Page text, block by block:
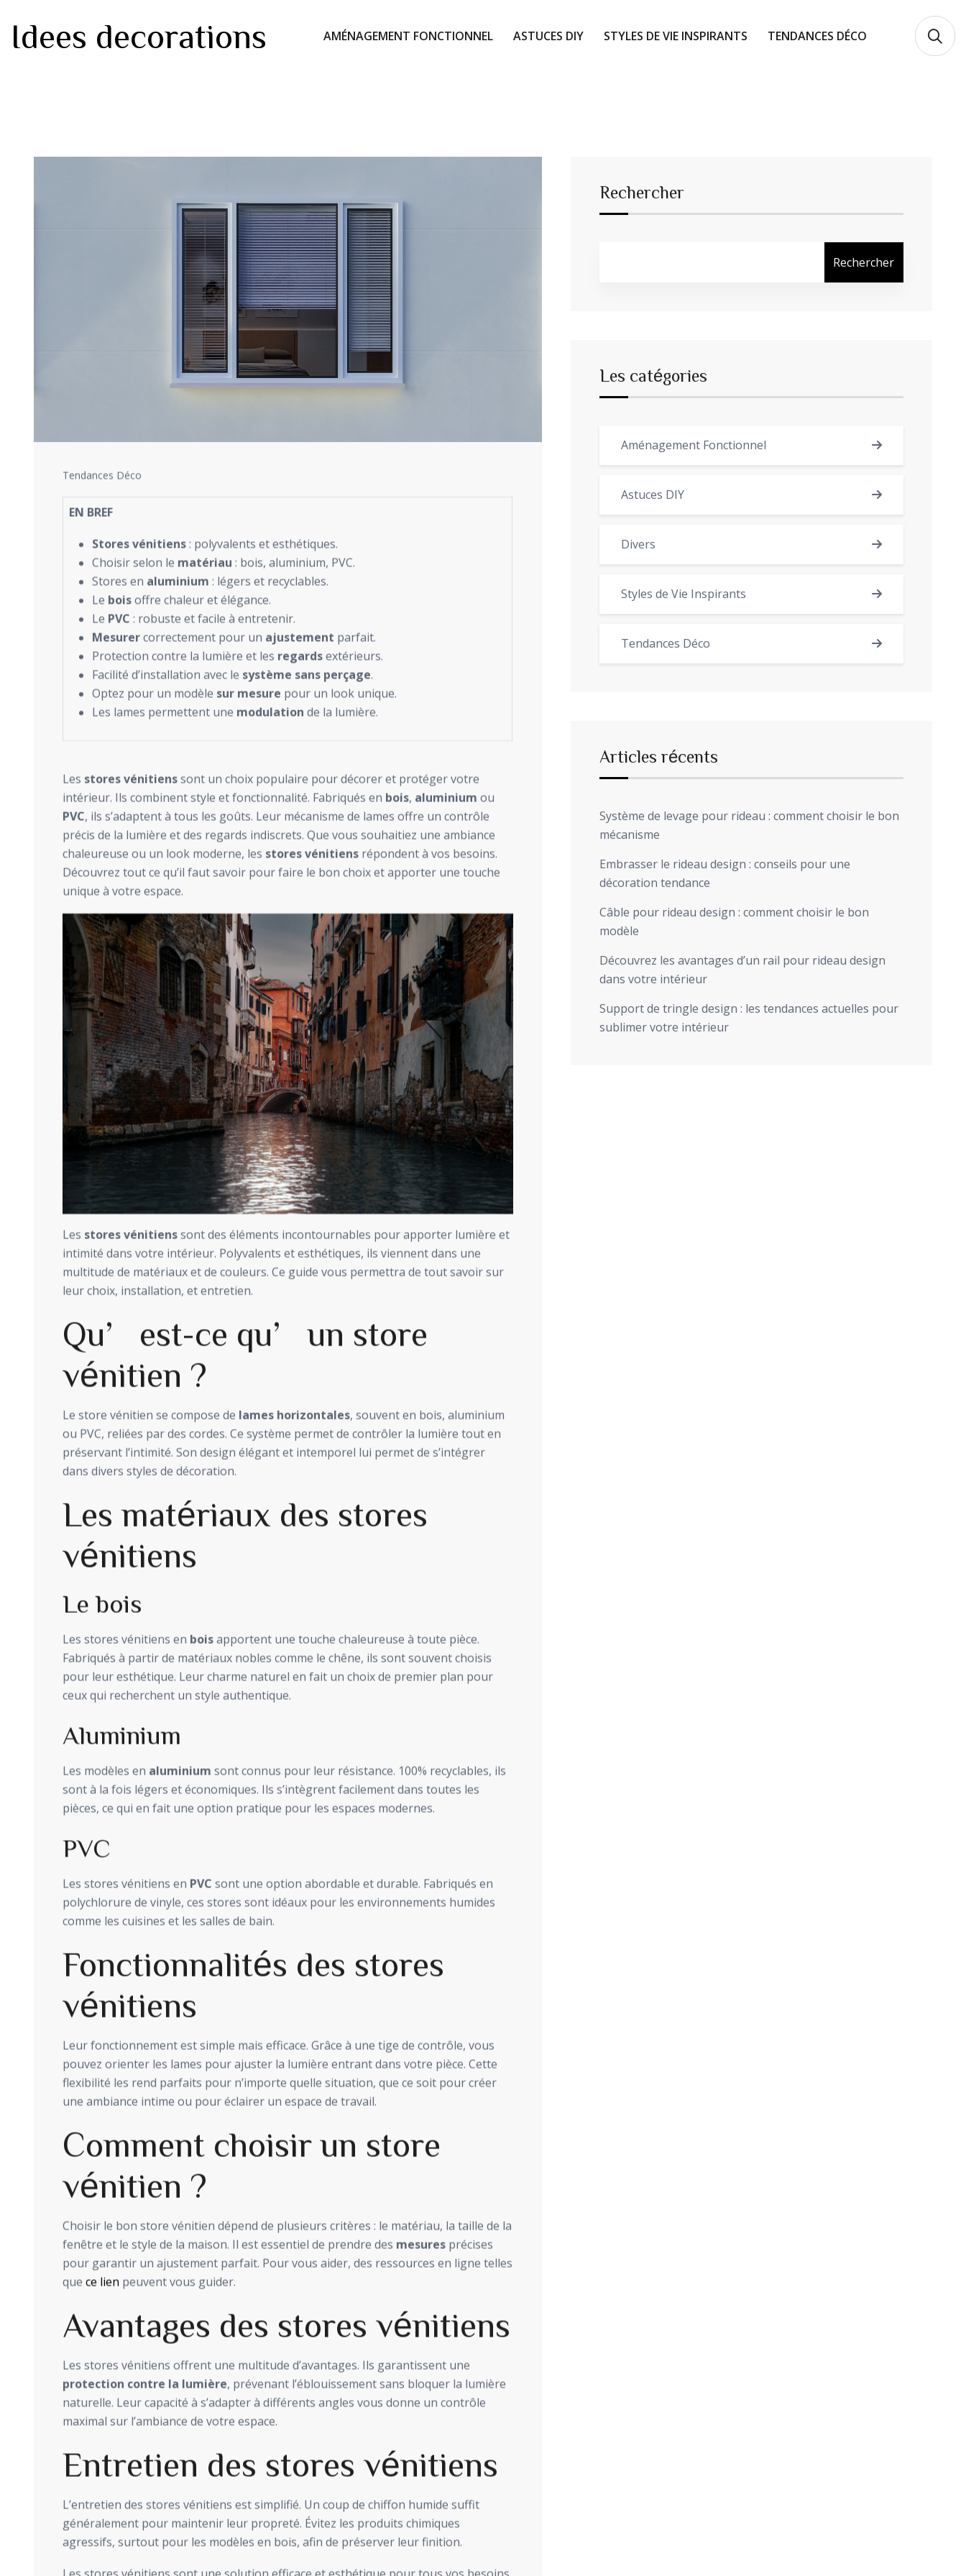
Idees decorations AMÉNAGEMENT FONCTIONNEL ASTUCES DIY STYLES DE VIE INSPIRANTS TENDANCES DÉCO
Tendances Déco
EN BREF
Stores vénitiens: polyvalents et esthétiques.
Choisir selon le matériau : bois, aluminium, PVC.
Stores en aluminium : légers et recyclables.
Le boisoffre chaleur et élégance.
Le PVC : robuste et facile à entretenir.
Mesurercorrectement pour un ajustement parfait.
Protection contre la lumière et les regardsextérieurs.
Facilité d’installation avec le système sans perçage.
Optez pour un modèle sur mesure pour un look unique.
Les lames permettent une modulation de la lumière.
Les stores vénitienssont un choix populaire pour décorer et protéger votre
intérieur. Ils combinent style et fonctionnalité. Fabriqués en bois, aluminium ou
PVC, ils s’adaptent à tous les goûts. Leur mécanisme de lames offre un contrôle
précis de la lumière et des regards indiscrets. Que vous souhaitiez une ambiance
chaleureuse ou un look moderne, les stores vénitiens répondent à vos besoins.
Découvrez tout ce qu’il faut savoir pour faire le bon choix et apporter une touche
unique à votre espace.
Les stores vénitienssont des éléments incontournables pour apporter lumière et
intimité dans votre intérieur. Polyvalents et esthétiques, ils viennent dans une
multitude de matériaux et de couleurs. Ce guide vous permettra de tout savoir sur
leur choix, installation, et entretien.
Qu’est-ce qu’un store
vénitien ?
Le store vénitien se compose de lames horizontales, souvent en bois, aluminium
ou PVC, reliées par des cordes. Ce système permet de contrôler la lumière tout en
préservant l’intimité. Son design élégant et intemporel lui permet de s’intégrer
dans divers styles de décoration.
Les matériaux des stores
vénitiens
Le bois
Les stores vénitiens en boisapportent une touche chaleureuse à toute pièce.
Fabriqués à partir de matériaux nobles comme le chêne, ils sont souvent choisis
pour leur esthétique. Leur charme naturel en fait un choix de premier plan pour
ceux qui recherchent un style authentique.
Aluminium
Les modèles en aluminium sont connus pour leur résistance. 100% recyclables, ils
sont à la fois légers et économiques. Ils s’intègrent facilement dans toutes les
pièces, ce qui en fait une option pratique pour les espaces modernes.
PVC
Les stores vénitiens en PVC sont une option abordable et durable. Fabriqués en
polychlorure de vinyle, ces stores sont idéaux pour les environnements humides
comme les cuisines et les salles de bain.
Fonctionnalités des stores
vénitiens
Leur fonctionnement est simple mais efficace. Grâce à une tige de contrôle, vous
pouvez orienter les lames pour ajuster la lumière entrant dans votre pièce. Cette
flexibilité les rend parfaits pour n’importe quelle situation, que ce soit pour créer
une ambiance intime ou pour éclairer un espace de travail.
Comment choisir un store
vénitien ?
Choisir le bon store vénitien dépend de plusieurs critères : le matériau, la taille de la
fenêtre et le style de la maison. Il est essentiel de prendre des mesures précises
pour garantir un ajustement parfait. Pour vous aider, des ressources en ligne telles
que ce lien peuvent vous guider.
Avantages des stores vénitiens
Les stores vénitiens offrent une multitude d’avantages. Ils garantissent une
protection contre la lumière, prévenant l’éblouissement sans bloquer la lumière
naturelle. Leur capacité à s’adapter à différents angles vous donne un contrôle
maximal sur l’ambiance de votre espace.
Entretien des stores vénitiens
L’entretien des stores vénitiens est simplifié. Un coup de chiffon humide suffit
généralement pour maintenir leur propreté. Évitez les produits chimiques
agressifs, surtout pour les modèles en bois, afin de préserver leur finition.
Rechercher
Rechercher
Les catégories
Aménagement Fonctionnel
Astuces DIY
Divers
Styles de Vie Inspirants
Tendances Déco
Articles récents
Système de levage pour rideau : comment choisir le bon
mécanisme
Embrasser le rideau design : conseils pour une
décoration tendance
Câble pour rideau design : comment choisir le bon
modèle
Découvrez les avantages d’un rail pour rideau design
dans votre intérieur
Support de tringle design : les tendances actuelles pour
sublimer votre intérieur